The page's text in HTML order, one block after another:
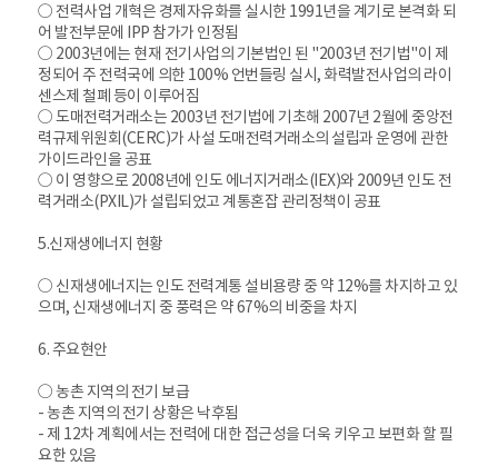
○ 전력사업 개혁은 경제자유화를 실시한 1991년을 계기로 본격화 되
어 발전부문에 IPP 참가가 인정됨
○ 2003년에는 현재 전기사업의 기본법인 된 "2003년 전기법"이 제
정되어 주 전력국에 의한 100% 언번들링 실시, 화력발전사업의 라이
센스제 철폐 등이 이루어짐
○ 도매전력거래소는 2003년 전기법에 기초해 2007년 2월에 중앙전
력규제위원회(CERC)가 사설 도매전력거래소의 설립과 운영에 관한
가이드라인을 공표
○ 이 영향으로 2008년에 인도 에너지거래소(IEX)와 2009년 인도 전
력거래소(PXIL)가 설립되었고 계통혼잡 관리정책이 공표
5.신재생에너지 현황
○ 신재생에너지는 인도 전력계통 설비용량 중 약 12%를 차지하고 있
으며, 신재생에너지 중 풍력은 약 67%의 비중을 차지
6. 주요현안
○ 농촌 지역의 전기 보급
- 농촌 지역의 전기 상황은 낙후됨
- 제 12차 계획에서는 전력에 대한 접근성을 더욱 키우고 보편화 할 필
요한 있음